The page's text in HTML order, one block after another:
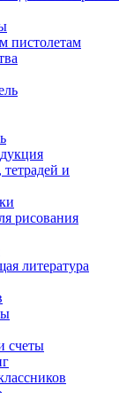
пистолетам
и
рисования
литература
счеты